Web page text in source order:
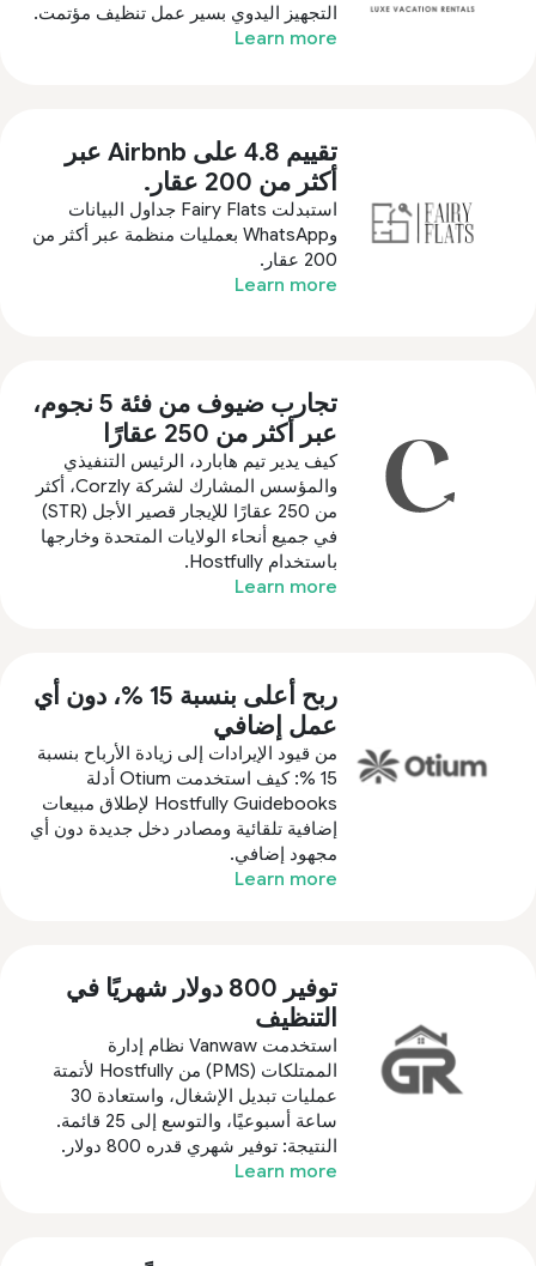
التجهيز اليدوي بسير عمل تنظيف مؤتمت.
Learn more
تقييم 4.8 على Airbnb عبر
أكثر من 200 عقار.
استبدلت Fairy Flats جداول البيانات
وWhatsApp بعمليات منظمة عبر أكثر من
200 عقار.
Learn more
تجارب ضيوف من فئة 5 نجوم،
عبر أكثر من 250 عقارًا
كيف يدير تيم هابارد، الرئيس التنفيذي
والمؤسس المشارك لشركة Corzly، أكثر
من 250 عقارًا للإيجار قصير الأجل (STR)
في جميع أنحاء الولايات المتحدة وخارجها
باستخدام Hostfully.
Learn more
ربح أعلى بنسبة 15 %، دون أي
عمل إضافي
من قيود الإيرادات إلى زيادة الأرباح بنسبة
15 %: كيف استخدمت Otium أدلة
Hostfully Guidebooks لإطلاق مبيعات
إضافية تلقائية ومصادر دخل جديدة دون أي
مجهود إضافي.
Learn more
توفير 800 دولار شهريًا في
التنظيف
استخدمت Vanwaw نظام إدارة
الممتلكات (PMS) من Hostfully لأتمتة
عمليات تبديل الإشغال، واستعادة 30
ساعة أسبوعيًا، والتوسع إلى 25 قائمة.
النتيجة: توفير شهري قدره 800 دولار.
Learn more